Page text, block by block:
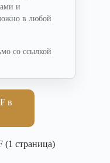
и
в любой
со ссылкой
в
(1 страница)